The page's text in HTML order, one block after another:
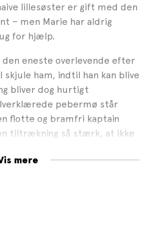
lillesøster er gift med den
– men Marie har aldrig
for hjælp.
den eneste overlevende efter
ham, indtil han kan blive
bliver dog hurtigt
pebermø står
flotte og bramfri kaptain
tiltrækning så stærk, at ikke
mere